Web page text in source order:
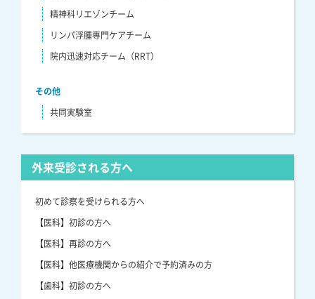
精神科リエゾンチーム
リンパ浮腫専門ケアチーム
院内迅速対応チーム（RRT）
その他
共同実験室
外来受診される方へ
初めて診察を受けられる方へ
【医科】初診の方へ
【医科】再診の方へ
【医科】他医療機関からの紹介で予約済みの方
【歯科】初診の方へ